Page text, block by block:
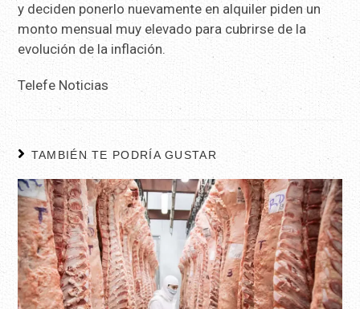
y deciden ponerlo nuevamente en alquiler piden un
monto mensual muy elevado para cubrirse de la
evolución de la inflación.
Telefe Noticias
TAMBIÉN TE PODRÍA GUSTAR